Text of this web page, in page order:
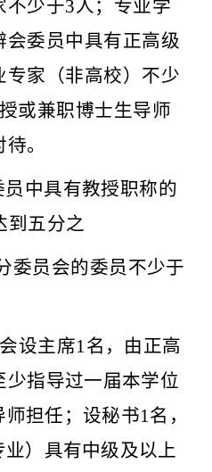
不少于3人；专业学
会委员中具有正高级
专家（非高校）不少
或兼职博士生导师
。
员中具有教授职称的
到五分之
委员会的委员不少于
设主席1名，由正高
少指导过一届本学位
师担任；设秘书1 名，
）具有中级及以上